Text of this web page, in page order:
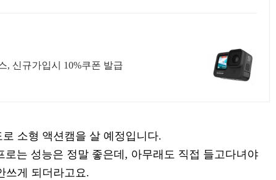
, 신규가입시 10%쿠폰 발급
소형 액션캠을 살 예정입니다.
로는 성능은 정말 좋은데, 아무래도 직접 들고다녀야
쓰게 되더라고요.